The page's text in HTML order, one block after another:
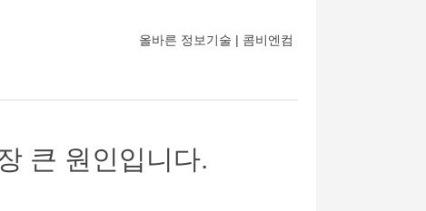
올바른 정보기술 | 콤비엔컴
큰 원인입니다.